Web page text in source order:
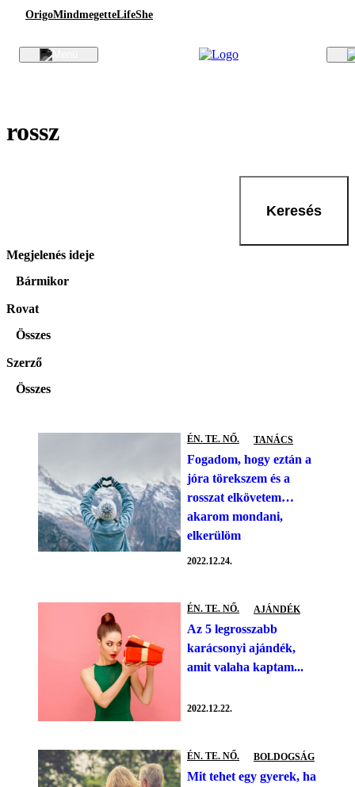
OrigoMindmegetteLifeShe
rossz
Keresés
Megjelenés ideje
Bármikor
Rovat
Összes
Szerző
Összes
ÉN. TE. NŐ. TANÁCS
Fogadom, hogy eztán a
jóra törekszem és a
rosszat elkövetem…
akarom mondani,
elkerülöm
2022.12.24.
ÉN. TE. NŐ. AJÁNDÉK
Az 5 legrosszabb
karácsonyi ajándék,
amit valaha kaptam...
2022.12.22.
ÉN. TE. NŐ. BOLDOGSÁG
Mit tehet egy gyerek, ha